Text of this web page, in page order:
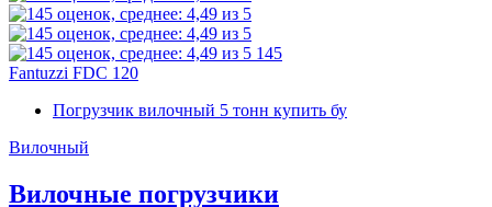
145
Fantuzzi FDC 120
Погрузчик вилочный 5 тонн купить бу
Вилочный
Вилочные погрузчики